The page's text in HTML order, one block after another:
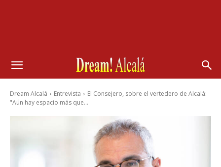
Dream Alcalá Entrevista
El Consejero, sobre el vertedero de Alcalá:
"Aún hay espacio más que...